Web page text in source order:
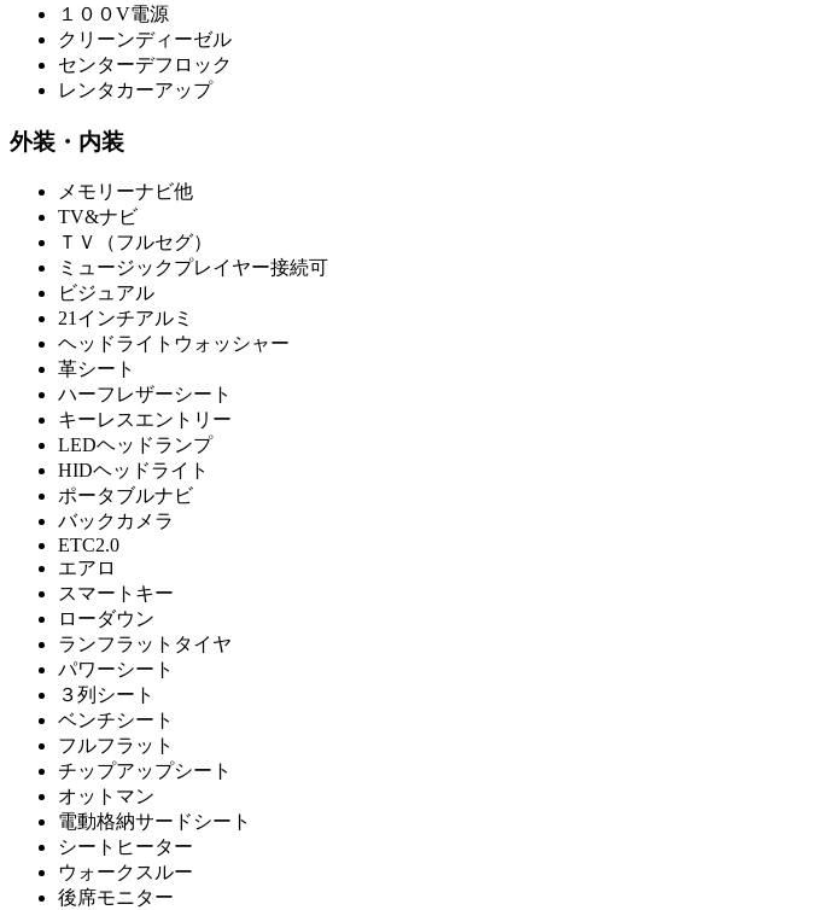
１００V電源
クリーンディーゼル
センターデフロック
レンタカーアップ
外装・内装
メモリーナビ他
TV&ナビ
ＴＶ（フルセグ）
ミュージックプレイヤー接続可
ビジュアル
21インチアルミ
ヘッドライトウォッシャー
革シート
ハーフレザーシート
キーレスエントリー
LEDヘッドランプ
HIDヘッドライト
ポータブルナビ
バックカメラ
ETC2.0
エアロ
スマートキー
ローダウン
ランフラットタイヤ
パワーシート
３列シート
ベンチシート
フルフラット
チップアップシート
オットマン
電動格納サードシート
シートヒーター
ウォークスルー
後席モニター